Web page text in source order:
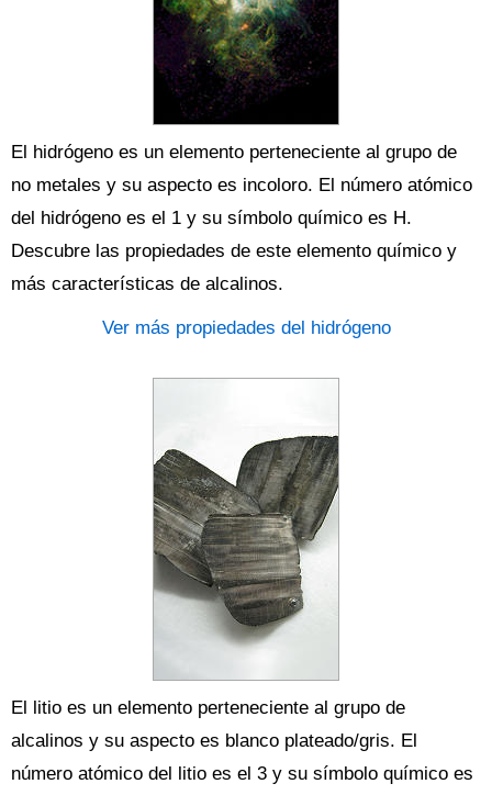
El hidrógeno es un elemento perteneciente al grupo de
no metales y su aspecto es incoloro. El número atómico
del hidrógeno es el 1 y su símbolo químico es H.
Descubre las propiedades de este elemento químico y
más características de alcalinos.
Ver más propiedades del hidrógeno
El litio es un elemento perteneciente al grupo de
alcalinos y su aspecto es blanco plateado/gris. El
número atómico del litio es el 3 y su símbolo químico es